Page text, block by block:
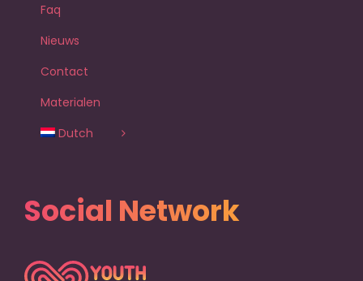
Faq
Nieuws
Contact
Materialen
Dutch
Social Network